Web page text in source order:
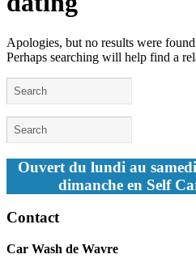
Apologies, but no results were
Perhaps searching will help find a
Ouvert du lundi au
dimanche en Self
Contact
Car Wash de Wavre